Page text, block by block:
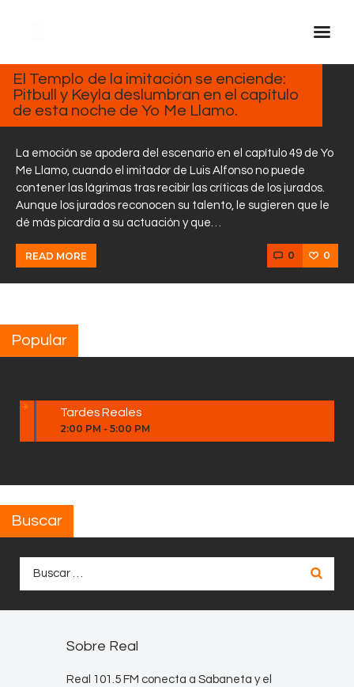
Inicio Real FM
Streaming
En Vivo
Descarga La APP
Programas
Noticias
Equipo
Sobre Nosotros
2025
El Templo de la imitación se enciende:
Pitbull y Keyla deslumbran en el capítulo
de esta noche de Yo Me Llamo.
La emoción se apodera del escenario en el capítulo 49 de Yo
Me Llamo, cuando el imitador de Luis Alfonso no puede
contener las lágrimas tras recibir las críticas de los jurados.
Aunque los jurados reconocen su talento, le sugieren que le
dé más picardía a su actuación y que…
READ MORE 0 0
Popular
Tardes Reales
2:00 PM - 5:00 PM
Buscar
Sobre Real
Real 101.5 FM conecta a Sabaneta y el